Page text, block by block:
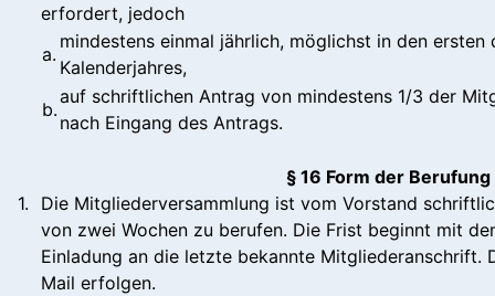
erfordert, jedoch
a.
mindestens einmal jährlich, möglichst in den ersten
Kalenderjahres,
b.
auf schriftlichen Antrag von mindestens 1/3 der
nach Eingang des Antrags.
§ 16 Form der Berufung
1.
Die Mitgliederversammlung ist vom Vorstand
von zwei Wochen zu berufen. Die Frist beginnt mit
Einladung an die letzte bekannte Mitgliederanschrift.
Mail erfolgen.